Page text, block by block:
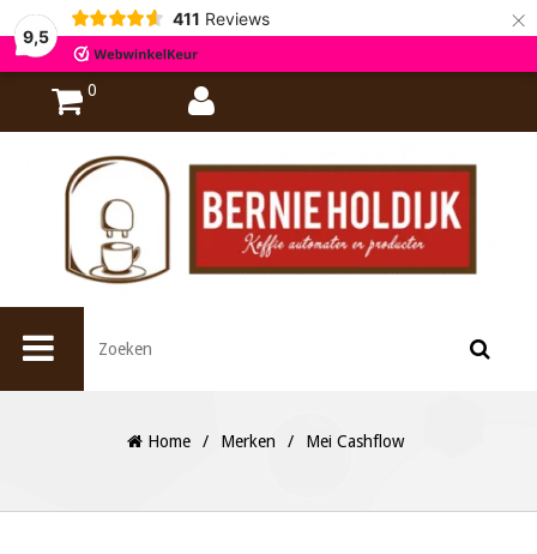
9,5
411 Reviews ×
0
Home / Merken / Mei Cashflow